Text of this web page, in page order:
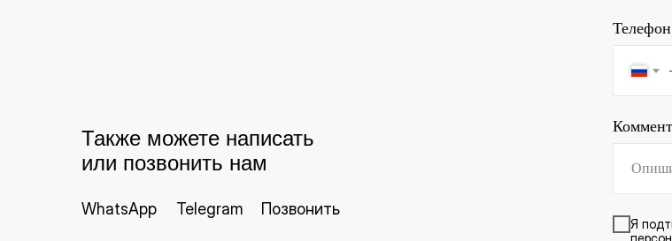
Телефон
Я
Позвонить
Telegram
WhatsApp
Также можете написать
или позвонить нам